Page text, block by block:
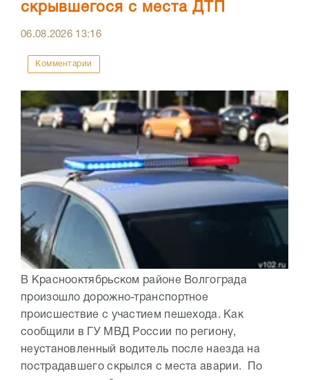
скрывшегося с места ДТП
06.08.2026 13:16
Комментарии
В Краснооктябрьском районе Волгограда
произошло дорожно-транспортное
происшествие с участием пешехода. Как
сообщили в ГУ МВД России по региону,
неустановленный водитель после наезда на
пострадавшего скрылся с места аварии. По